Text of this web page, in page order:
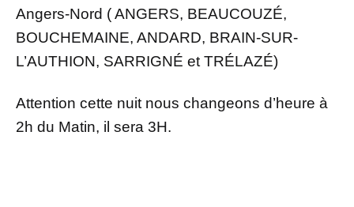
Angers-Nord ( ANGERS, BEAUCOUZÉ,
BOUCHEMAINE, ANDARD, BRAIN-SUR-
L’AUTHION, SARRIGNÉ et TRÉLAZÉ)
Attention cette nuit nous changeons d’heure à
2h du Matin, il sera 3H.